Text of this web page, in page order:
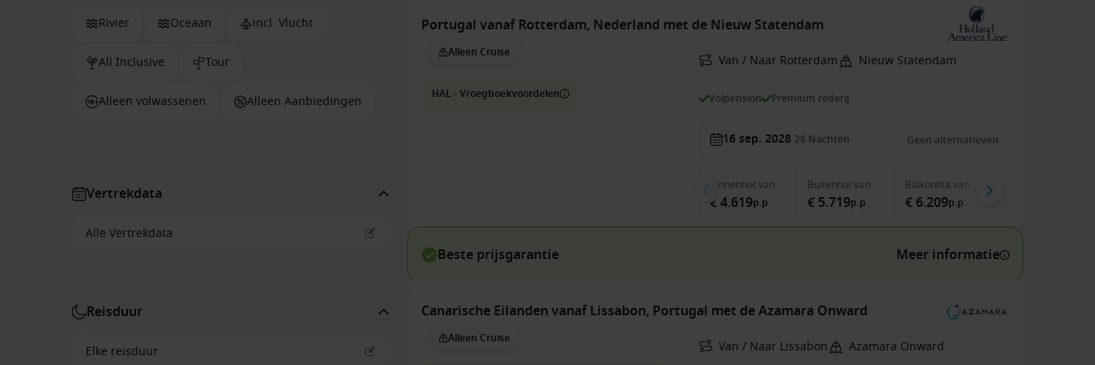
Rivier Oceaan incl. Vlucht
All Inclusive Tour
Alleen volwassenen Alleen Aanbiedingen
Vertrekdata
Reisduur
Portugal vanaf Rotterdam, Nederland met de Nieuw Statendam
Alleen Cruise
HAL - Vroegboekvoordelen
Van / Naar Rotterdam Nieuw Statendam
Volpension Premium rederij
16 sep. 2028 28 Nachten Geen alternatieven
Binnenhutvan
€ 4.619p.p.
Buitenhutvan
€ 5.719p.p.
Balkonhutvan
€ 6.209p.p.
Beste prijsgarantie Meer informatie
Canarische Eilanden vanaf Lissabon, Portugal met de Azamara Onward
Alleen Cruise Van / Naar Lissabon Azamara Onward